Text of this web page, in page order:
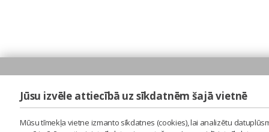
Jūsu izvēle attiecībā uz sīkdatnēm šajā vietnē
Mūsu tīmekļa vietne izmanto sīkdatnes (cookies), lai analizētu